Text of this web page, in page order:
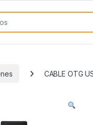
CABLE OTG